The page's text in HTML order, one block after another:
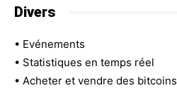
Divers
• Evénements
• Statistiques en temps réel
• Acheter et vendre des bitcoins